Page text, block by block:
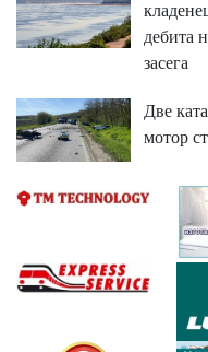
дебита
засега
Две
мотор